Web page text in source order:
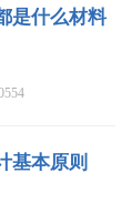
是什么材料
基本原则